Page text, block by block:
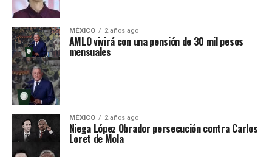
MÉXICO 2 años ago
AMLO vivirá con una pensión de 30 mil pesos
mensuales
MÉXICO 2 años ago
Niega López Obrador persecución contra Carlos
Loret de Mola